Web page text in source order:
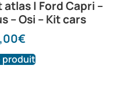
| Ford Capri –
– Osi – Kit cars
€
produit